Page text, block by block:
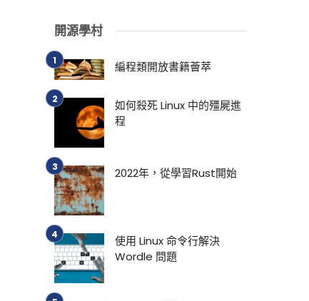
開源學村
編程類開放書籍薈萃
如何殺死 Linux 中的殭屍進
程
2022年，從學習Rust開始
使用 Linux 命令行解決
Wordle 問題